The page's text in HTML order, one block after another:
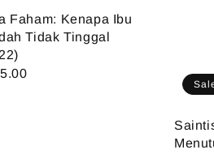
Faham: Kenapa Ibu
Tidak Tinggal